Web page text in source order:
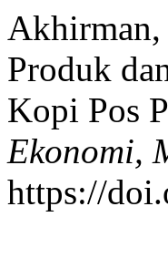
Akhirman,
Produk
Kopi Pos
Ekonomi,
https://